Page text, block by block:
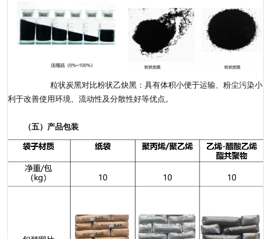
粒状炭黑对比粉状乙炔黑：具有体积小便于运输、粉尘污染小
利于改善使用环境、流动性及分散性好等优点。
（五）产品包装